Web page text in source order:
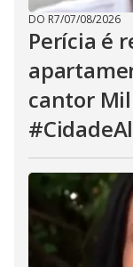
DO R7/07/08/2026
Perícia é
cantor